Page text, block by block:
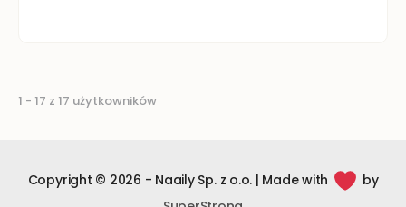
1 - 17 z 17 użytkowników
Copyright © 2026 - Naaily Sp. z o.o. | Made with
by